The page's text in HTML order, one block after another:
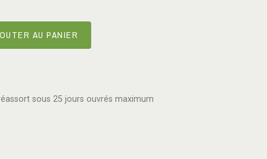
AU PANIER
sous 25 jours ouvrés maximum